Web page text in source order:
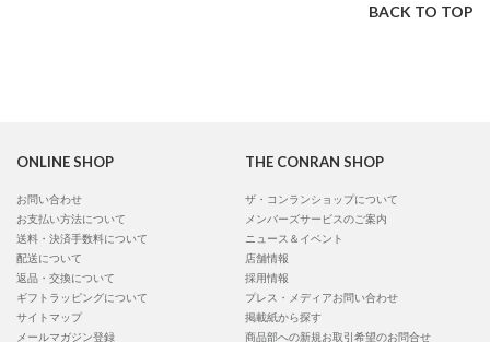
BACK TO TOP
ONLINE SHOP
お問い合わせ
お支払い方法について
送料・決済手数料について
配送について
返品・交換について
ギフトラッピングについて
サイトマップ
メールマガジン登録
THE CONRAN SHOP
ザ・コンランショップについて
メンバーズサービスのご案内
ニュース＆イベント
店舗情報
採用情報
プレス・メディアお問い合わせ
掲載紙から探す
商品部への新規お取引希望のお問合せ